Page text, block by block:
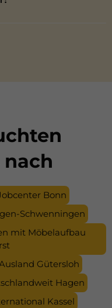
Bonn
Schwenningen
mit Möbelaufbau
Gütersloh
Hagen
Kassel